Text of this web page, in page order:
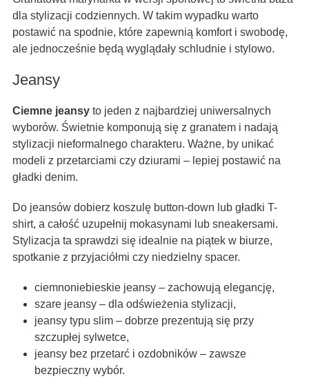
dla stylizacji codziennych. W takim wypadku warto
postawić na spodnie, które zapewnią komfort i swobodę,
ale jednocześnie będą wyglądały schludnie i stylowo.
Jeansy
Ciemne jeansyto jeden z najbardziej uniwersalnych
wyborów. Świetnie komponują się z granatem i nadają
stylizacji nieformalnego charakteru. Ważne, by unikać
modeli z przetarciami czy dziurami – lepiej postawić na
gładki denim.
Do jeansów dobierz koszulę button-down lub gładki T-
shirt, a całość uzupełnij mokasynami lub sneakersami.
Stylizacja ta sprawdzi się idealnie na piątek w biurze,
spotkanie z przyjaciółmi czy niedzielny spacer.
ciemnoniebieskie jeansy – zachowują elegancję,
szare jeansy – dla odświeżenia stylizacji,
jeansy typu slim – dobrze prezentują się przy
szczupłej sylwetce,
jeansy bez przetarć i ozdobników – zawsze
bezpieczny wybór.